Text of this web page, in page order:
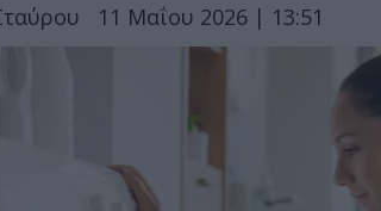
11 Μαΐου 2026 | 13:51